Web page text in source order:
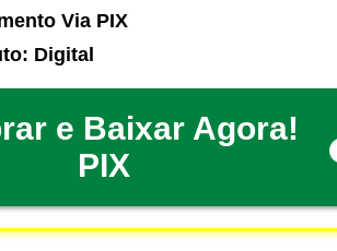
Via PIX
Digital
e Baixar Agora!
PIX